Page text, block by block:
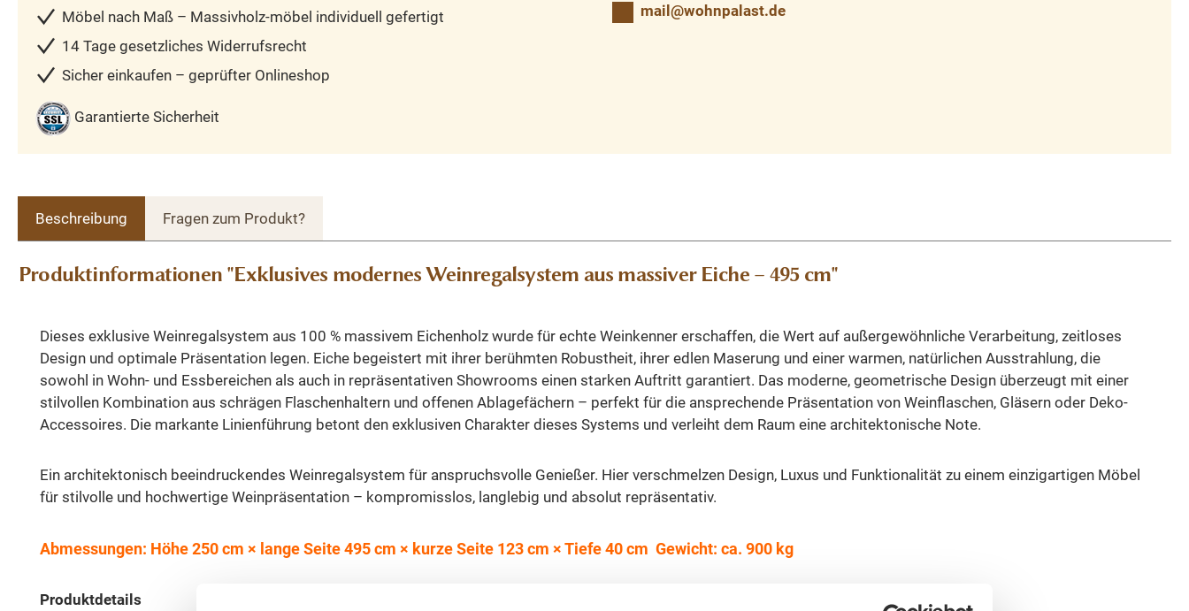
Möbel nach Maß – Massivholz-möbel individuell gefertigt
14 Tage gesetzliches Widerrufsrecht
Sicher einkaufen – geprüfter Onlineshop
Garantierte Sicherheit
mail@wohnpalast.de
Beschreibung Fragen zum Produkt?
Produktinformationen "Exklusives modernes Weinregalsystem aus massiver Eiche – 495 cm"
Dieses exklusive Weinregalsystem aus 100 % massivem Eichenholz wurde für echte Weinkenner erschaffen, die Wert auf außergewöhnliche Verarbeitung, zeitloses
Design und optimale Präsentation legen. Eiche begeistert mit ihrer berühmten Robustheit, ihrer edlen Maserung und einer warmen, natürlichen Ausstrahlung, die
sowohl in Wohn- und Essbereichen als auch in repräsentativen Showrooms einen starken Auftritt garantiert. Das moderne, geometrische Design überzeugt mit einer
stilvollen Kombination aus schrägen Flaschenhaltern und offenen Ablagefächern – perfekt für die ansprechende Präsentation von Weinflaschen, Gläsern oder Deko-
Accessoires. Die markante Linienführung betont den exklusiven Charakter dieses Systems und verleiht dem Raum eine architektonische Note.
Ein architektonisch beeindruckendes Weinregalsystem für anspruchsvolle Genießer. Hier verschmelzen Design, Luxus und Funktionalität zu einem einzigartigen Möbel
für stilvolle und hochwertige Weinpräsentation – kompromisslos, langlebig und absolut repräsentativ.
Abmessungen: Höhe 250 cm × lange Seite 495 cm × kurze Seite 123 cm × Tiefe 40 cm Gewicht: ca. 900 kg
Produktdetails